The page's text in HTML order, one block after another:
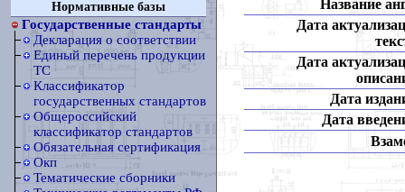
Нормативные базы
Государственные стандарты
Декларация о соответствии
Единый перечень продукции
ТС
Классификатор
государственных стандартов
Общероссийский
классификатор стандартов
Обязательная сертификация
Окп
Тематические сборники
Название
Дата
Дата
Дата
Дата